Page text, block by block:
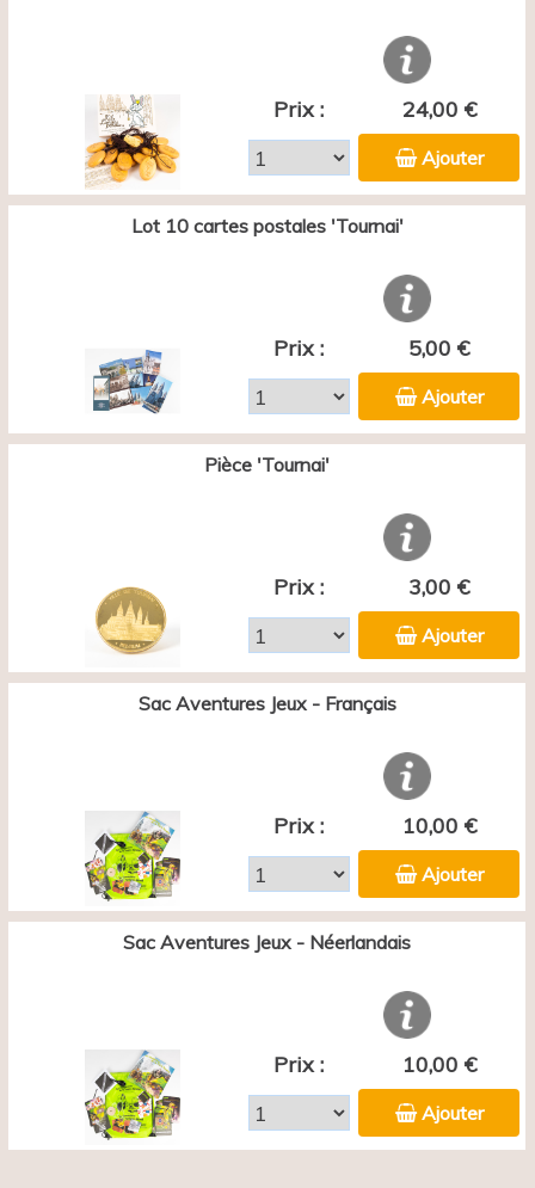
Prix : 24,00 €
Ajouter
Lot 10 cartes postales 'Tournai'
Prix : 5,00 €
Ajouter
Pièce 'Tournai'
Prix : 3,00 €
Ajouter
Sac Aventures Jeux - Français
Prix : 10,00 €
Ajouter
Sac Aventures Jeux - Néerlandais
Prix : 10,00 €
Ajouter